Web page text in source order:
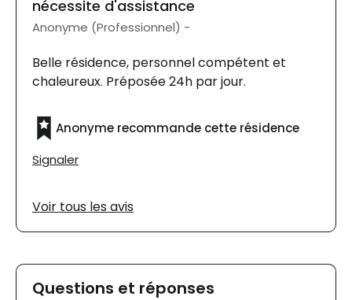
nécessite d'assistance
Anonyme (Professionnel) -
Belle résidence, personnel compétent et
chaleureux. Préposée 24h par jour.
Anonyme recommande cette résidence
Signaler
Voir tous les avis
Questions et réponses